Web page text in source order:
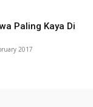
Paling Kaya Di
2017